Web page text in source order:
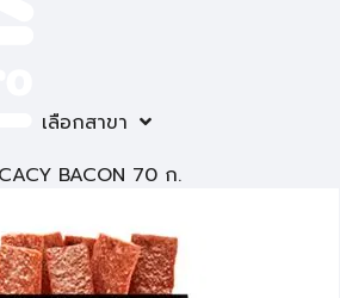
เลือกสาขา
BACON 70 ก.